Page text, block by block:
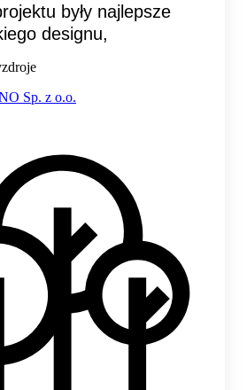
były najlepsze
designu,
Sp. z o.o.